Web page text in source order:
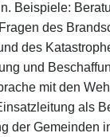
Beispiele:
des
des
und
mit den
als
der Gemeinden